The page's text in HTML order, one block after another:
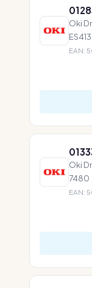
Oki
EAN:
Oki
7480
EAN: